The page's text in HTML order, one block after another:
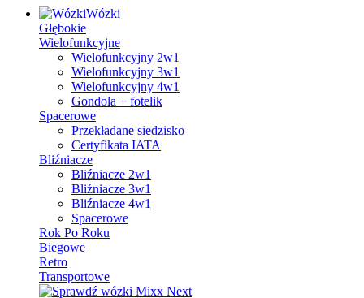
Wózki
Głębokie
Wielofunkcyjne
Wielofunkcyjny 2w1
Wielofunkcyjny 3w1
Wielofunkcyjny 4w1
Gondola + fotelik
Spacerowe
Przekładane siedzisko
Certyfikata IATA
Bliźniacze
Bliźniacze 2w1
Bliźniacze 3w1
Bliźniacze 4w1
Spacerowe
Rok Po Roku
Biegowe
Retro
Transportowe